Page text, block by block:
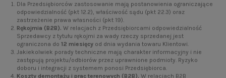
Dla Przedsiębiorców zastosowanie mają postanowienia ograniczające
odpowiedzialność (pkt 12.2), właściwość sądu (pkt 22.3) oraz
zastrzeżenie prawa własności (pkt 19).
Rękojmia (B2B). W relacjach z Przedsiębiorcami odpowiedzialność
Sprzedawcy z tytułu rękojmi za wady rzeczy sprzedanej jest
ograniczona do 12 miesięcy od dnia wydania towaru Klientowi.
Jakiekolwiek porady techniczne mają charakter informacyjny i nie
zastępują projektu/odbiorów przez uprawnione podmioty. Ryzyko
doboru i integracji z systemem ponosi Przedsiębiorca.
Koszty demontażu i prac terenowych (B2B). W relacjach B2B